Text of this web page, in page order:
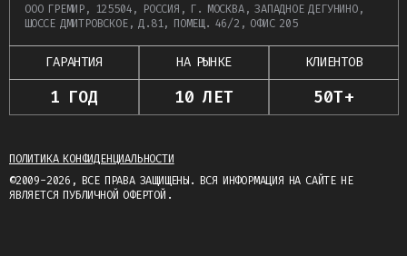
ООО ГРЕМИР, 125504, РОССИЯ, Г. МОСКВА, ЗАПАДНОЕ ДЕГУНИНО,
ШОССЕ ДМИТРОВСКОЕ, Д.81, ПОМЕЩ. 46/2, ОФИС 205
ГАРАНТИЯ
1 ГОД
НА РЫНКЕ
10 ЛЕТ
КЛИЕНТОВ
50Т+
©2009-2026, ВСЕ ПРАВА ЗАЩИЩЕНЫ. ВСЯ ИНФОРМАЦИЯ НА САЙТЕ НЕ
ЯВЛЯЕТСЯ ПУБЛИЧНОЙ ОФЕРТОЙ.
ПОЛИТИКА КОНФИДЕНЦИАЛЬНОСТИ